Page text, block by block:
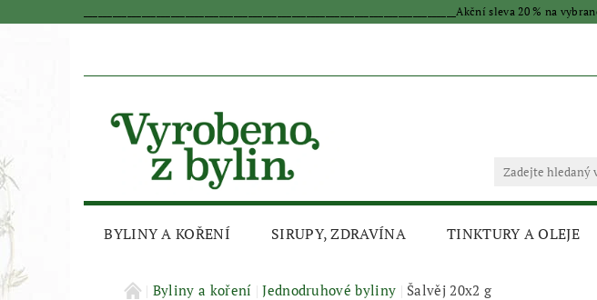
_____________________________________________________________________________Akční sleva 20 % na
BYLINY A KOŘENÍ SIRUPY, ZDRAVÍNA TINKTURY A OLEJE
AKČNÍ SLEVAByliny a koření Jednodruhové byliny Šalvěj 20x2 g